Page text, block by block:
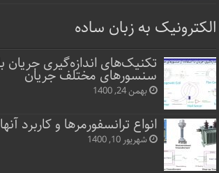
الکترونیک به زبان ساده
تکنیک‌های اندازه‌گیری جریان
سنسورهای مختلف جریان
بهمن 24, 1400
انواع ترانسفورمرها و کاربرد آنها
شهریور 10, 1400